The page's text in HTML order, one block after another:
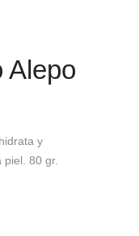
Alepo
y
80 gr.